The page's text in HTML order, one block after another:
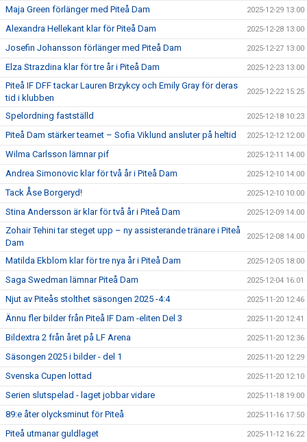
Maja Green förlänger med Piteå Dam 2025-12-29 13:00
Alexandra Hellekant klar för Piteå Dam 2025-12-28 13:00
Josefin Johansson förlänger med Piteå Dam 2025-12-27 13:00
Elza Strazdina klar för tre år i Piteå Dam 2025-12-23 13:00
Piteå IF DFF tackar Lauren Brzykcy och Emily Gray för deras
tid i klubben
2025-12-22 15:25
Spelordning fastställd 2025-12-18 10:23
Piteå Dam stärker teamet – Sofia Viklund ansluter på heltid 2025-12-12 12:00
Wilma Carlsson lämnar pif 2025-12-11 14:00
Andrea Simonovic klar för två år i Piteå Dam 2025-12-10 14:00
Tack Åse Borgeryd! 2025-12-10 10:00
Stina Andersson är klar för två år i Piteå Dam 2025-12-09 14:00
Zohair Tehini tar steget upp – ny assisterande tränare i Piteå
Dam
2025-12-08 14:00
Matilda Ekblom klar för tre nya år i Piteå Dam 2025-12-05 18:00
Saga Swedman lämnar Piteå Dam 2025-12-04 16:01
Njut av Piteås stolthet säsongen 2025 -4:4 2025-11-20 12:46
Ännu fler bilder från Piteå IF Dam -eliten Del 3 2025-11-20 12:41
Bildextra 2 från året på LF Arena 2025-11-20 12:36
Säsongen 2025 i bilder - del 1 2025-11-20 12:29
Svenska Cupen lottad 2025-11-20 12:10
Serien slutspelad - laget jobbar vidare 2025-11-18 19:00
89:e åter olycksminut för Piteå 2025-11-16 17:50
Piteå utmanar guldlaget 2025-11-12 16:22